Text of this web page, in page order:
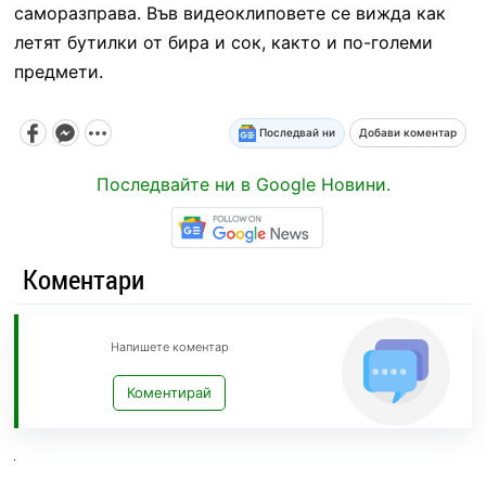
саморазправа. Във видеоклиповете се вижда как
летят бутилки от бира и сок, както и по-големи
предмети.
Последвай ни Добави коментар
Последвайте ни в Google Новини.
Коментари
Напишете коментар
Коментирай